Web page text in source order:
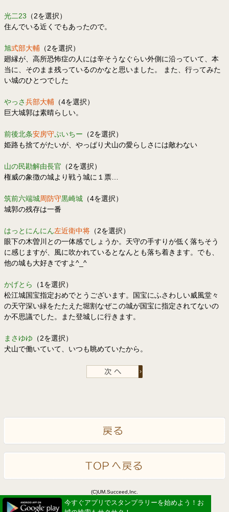
光二23 （2を選択）
住んでいる近くでもあったので。
旭式部大輔 （2を選択）
廻縁が、高所恐怖症の人には辛そうなぐらい外側に沿っていて、本
当に、そのまま残っているのかなと思いました。 また、行ってみた
い城のひとつでした
やっさ兵部大輔 （4を選択）
巨大城郭は素晴らしい。
前後北条安房守ぷいちー （2を選択）
姫路も捨てがたいが、やっぱり犬山の愛らしさには敵わない
山の民勘解由長官 （2を選択）
権威の象徴の城より戦う城に１票…
筑前六端城周防守黒崎城 （4を選択）
城郭の残存は一番
はっとにんにん左近衛中将 （2を選択）
眼下の木曽川との一体感でしょうか。天守の手すりが低く落ちそう
に感じますが、風に吹かれているとなんとも落ち着きます。でも、
他の城も大好きですよ^_^
かげとら
（1を選択）
松江城国宝指定おめでとうございます。国宝にふさわしい威風堂々
の天守深い緑をたたえた堀割なぜこの城が国宝に指定されてないの
か不思議でした。また登城しに行きます。
まさゆゆ （2を選択）
犬山で働いていて、いつも眺めていたから。
(C)UM.Succeed,Inc.
Powered by idea canvas
今すぐアプリでスタンプラリーを始めよう！お